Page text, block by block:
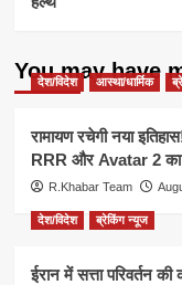
You may have
देश/विदेश आस्था/धार्मिक
रामायण रचेगी नया
RRR और Avatar 2 का
R.Khabar Team
देश/विदेश ब्रेकिंग न्यूज
ईरान में सत्ता परिवर्तन